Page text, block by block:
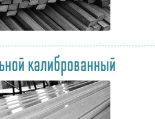
калиброванный